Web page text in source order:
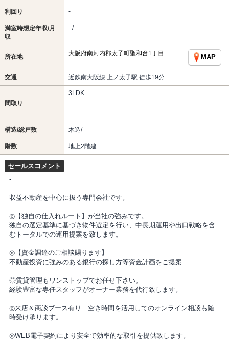
利回り -
満室時想定年収/月
収
- / -
所在地 大阪府南河内郡太子町聖和台1丁目
MAP
交通 近鉄南大阪線 上ノ太子駅 徒歩19分
間取り
3LDK
構造/総戸数 木造/-
階数 地上2階建
セールスコメント
-
収益不動産を中心に扱う専門会社です。
◎【独自の仕入れルート】が当社の強みです。
独自の選定基準に基づき物件選定を行い、中長期運用や出口戦略を含
むトータルでの運用提案を致します。
◎【資金調達のご相談賜ります】
不動産投資に強みのある銀行の探し方等資金計画をご提案
◎賃貸管理もワンストップでお任せ下さい。
経験豊富な専任スタッフがオーナー業務を代行致します。
◎来店＆商談ブース有り 空き時間を活用してのオンライン相談も随
時受け承ります。
◎WEB電子契約により安全で効率的な取引を提供致します。